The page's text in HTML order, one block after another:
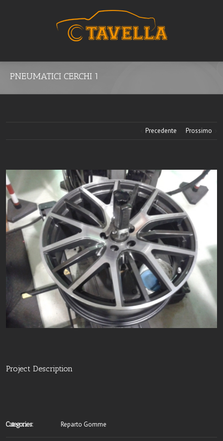
PNEUMATICI CERCHI 1
Precedente Prossimo
Project Description
Categories: Reparto Gomme